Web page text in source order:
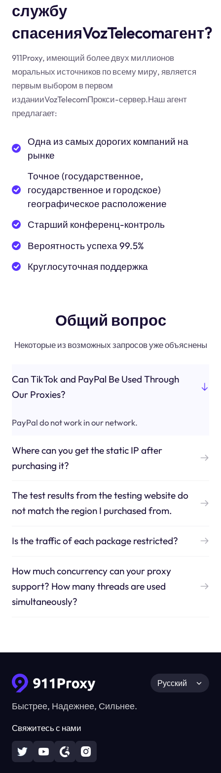
службу
спасенияVozTelecomагент?
911Proxy, имеющий более двух миллионов
моральных источников по всему миру, является
первым выбором в первом
изданииVozTelecomПрокси-сервер.Наш агент
предлагает:
Одна из самых дорогих компаний на
рынке
Точное (государственное,
государственное и городское)
географическое расположение
Старший конференц-контроль
Вероятность успеха 99.5%
Круглосуточная поддержка
Общий вопрос
Некоторые из возможных запросов уже объяснены
Can TikTok and PayPal Be Used Through
Our Proxies?
PayPal do not work in our network.
Where can you get the static IP after
purchasing it?
The test results from the testing website do
not match the region I purchased from.
Is the traffic of each package restricted?
How much concurrency can your proxy
support? How many threads are used
simultaneously?
Быстрее, Надежнее, Сильнее.
Свяжитесь с нами
Русский